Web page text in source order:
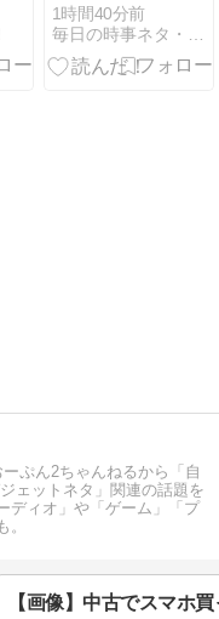
ても必ず人気
作品になるの
確定してね？
1時間40分前
ぷん2ちゃんねるから「自
ェットネタ」関連の話題を
ディオ」や「ゲーム」「プ
【画像】中古でスマホ